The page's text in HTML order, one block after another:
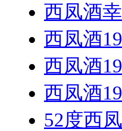
西凤酒
西凤酒
西凤酒
西凤酒
52度西